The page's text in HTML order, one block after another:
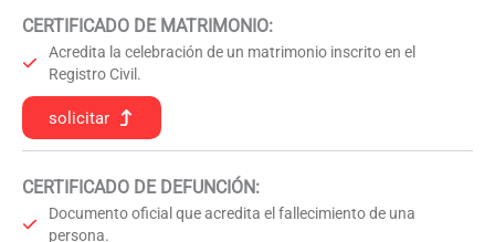
CERTIFICADO DE MATRIMONIO:
Acredita la celebración de un matrimonio inscrito en el
Registro Civil.
solicitar
CERTIFICADO DE DEFUNCIÓN:
Documento oficial que acredita el fallecimiento de una
persona.